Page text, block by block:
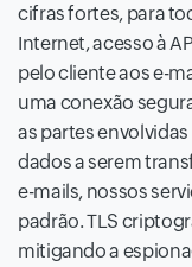
cifras fortes, para
Internet, acesso à
pelo cliente aos e-
uma conexão
as partes
dados a serem
e-mails, nossos
padrão. TLS
mitigando a